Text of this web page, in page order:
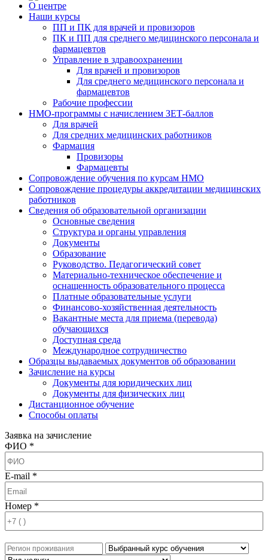
О центре
Наши курсы
ПП и ПК для врачей и провизоров
ПК и ПП для среднего медицинского персонала и
фармацевтов
Управление в здравоохранении
Для врачей и провизоров
Для среднего медицинского персонала и
фармацевтов
Рабочие профессии
НМО-программы с начислением ЗЕТ-баллов
Для врачей
Для средних медицинских работников
Фармация
Провизоры
Фармацевты
Сопровождение обучения по курсам НМО
Сопровождение процедуры аккредитации медицинских
работников
Сведения об образовательной организации
Основные сведения
Структура и органы управления
Документы
Образование
Руководство. Педагогический совет
Материально-техническое обеспечение и
оснащенность образовательного процесса
Платные образовательные услуги
Финансово-хозяйственная деятельность
Вакантные места для приема (перевода)
обучающихся
Доступная среда
Международное сотрудничество
Образцы выдаваемых документов об образовании
Зачисление на курсы
Документы для юридических лиц
Документы для физических лиц
Дистанционное обучение
Способы оплаты
Заявка на зачисление
ФИО *
E-mail *
Номер *